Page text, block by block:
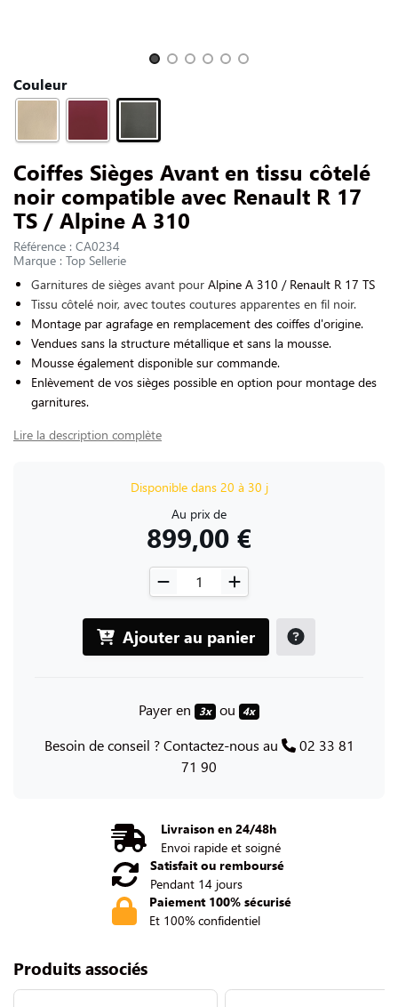
Slide 1 of 6
Couleur
Coiffes Sièges Avant en tissu côtelé
noir compatible avec Renault R 17
TS / Alpine A 310
Référence : CA0234
Marque : Top Sellerie
Garnitures de sièges avant pour Alpine A 310 / Renault R 17 TS
Tissu côtelé noir, avec toutes coutures apparentes en fil noir.
Montage par agrafage en remplacement des coiffes d'origine.
Vendues sans la structure métallique et sans la mousse.
Mousse également disponible sur commande.
Enlèvement de vos sièges possible en option pour montage des
garnitures.
Lire la description complète
Disponible dans 20 à 30 j
Au prix de
899,00 €
Ajouter au panier
Payer en 3x ou 4x
Besoin de conseil ? Contactez-nous au
02 33 81
71 90
Livraison en 24/48h
Envoi rapide et soigné
Satisfait ou remboursé
Pendant 14 jours
Paiement 100% sécurisé
Et 100% confidentiel
Produits associés